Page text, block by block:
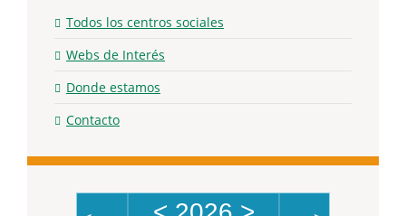
Todos los centros sociales
Webs de Interés
Donde estamos
Contacto